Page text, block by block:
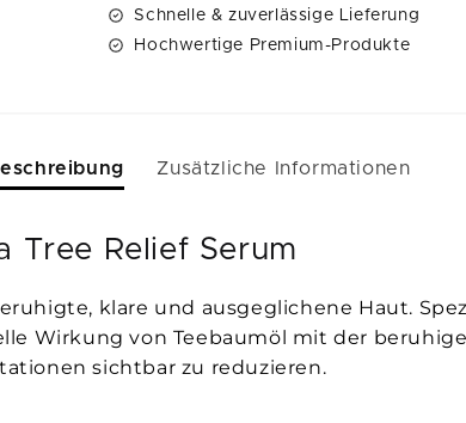
Schnelle & zuverlässige Lieferung
Hochwertige Premium-Produkte
Zusätzliche Informationen
Tree Relief Serum
klare und ausgeglichene Haut.
Wirkung von Teebaumöl mit der
sichtbar zu reduzieren.